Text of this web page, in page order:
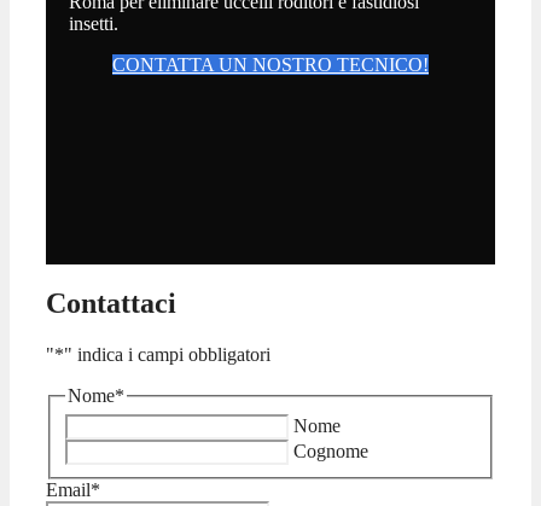
insetti.
CONTATTA UN NOSTRO TECNICO!
Contattaci
"*" indica i campi obbligatori
Nome*
Nome
Cognome
Email*